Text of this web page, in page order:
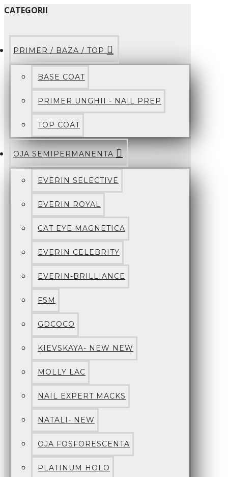
CATEGORII
PRIMER / BAZA / TOP
BASE COAT
PRIMER UNGHII - NAIL PREP
TOP COAT
OJA SEMIPERMANENTA
EVERIN SELECTIVE
EVERIN ROYAL
CAT EYE MAGNETICA
EVERIN CELEBRITY
EVERIN-BRILLIANCE
FSM
GDCOCO
KIEVSKAYA- NEW NEW
MOLLY LAC
NAIL EXPERT MACKS
NATALI- NEW
OJA FOSFORESCENTA
PLATINUM HOLO